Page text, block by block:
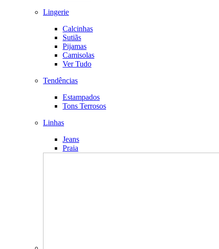
Lingerie
Calcinhas
Sutiãs
Pijamas
Camisolas
Ver Tudo
Tendências
Estampados
Tons Terrosos
Linhas
Jeans
Praia